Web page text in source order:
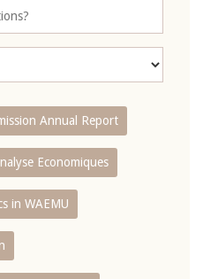
Annual Report
Economiques
in WAEMU